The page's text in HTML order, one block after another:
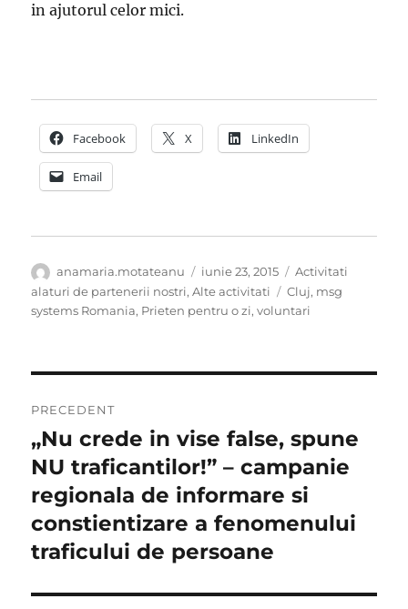
in ajutorul celor mici.
Facebook X LinkedIn
Email
Autor
anamaria.motateanu
Publicat
pe
iunie 23, 2015 Categorii
Activitati
alaturi de partenerii nostri,Alte activitati Etichete
Cluj, msg
systems Romania, Prieten pentru o zi,voluntari
în
articole
PRECEDENT
Articolul
anterior:
„Nu crede in vise false, spune
NU traficantilor!” – campanie
regionala de informare si
constientizare a fenomenului
traficului de persoane